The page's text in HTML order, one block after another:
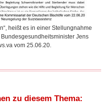
heißt es in einer Stellungnahme
Jens
vom 25.06.20.
zu diesem Thema: